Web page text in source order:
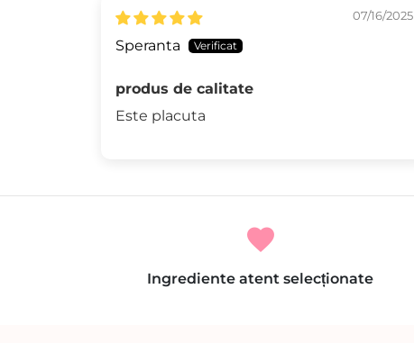
07/16/2025
Speranta
produs de calitate
Este placuta
favorite
Ingrediente atent selecționate